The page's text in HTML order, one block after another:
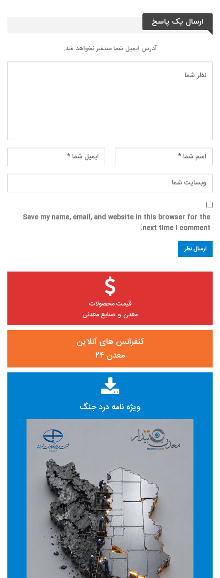
ارسال یک پاسخ
آدرس ایمیل شما منتشر نخواهد شد.
Save my name, email, and website in this browser for the
next time I comment.
قیمت محصولات
معدن و صنایع معدنی
کنفرانس های آنلاین
معدن ۲۴
ویژه نامه درد جنگ